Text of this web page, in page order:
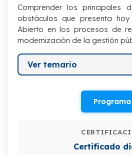
Comprender los principales
obstáculos que presenta
Abierto en los procesos de
modernización de la gestión
Ver temario
II. Buenas prácticas de
en el marco internacional
III. Agenda de Gobierno
Programa
Certificado